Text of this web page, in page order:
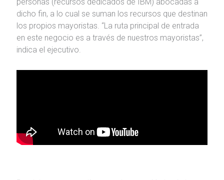
dicho fin, a lo cual se suman los recursos que destinan
los propios mayoristas. “La ruta principal de entrada
en este negocio es a través de nuestros mayoristas”,
indica el ejecutivo.